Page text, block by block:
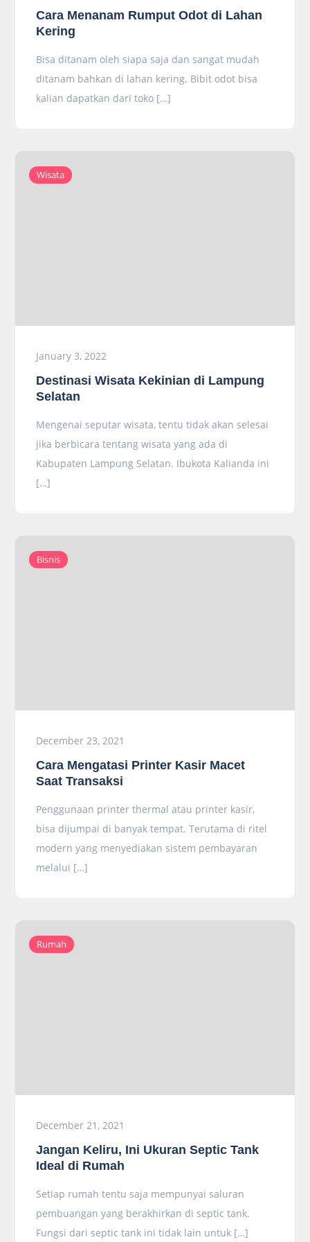
Cara Menanam Rumput Odot di Lahan
Kering
Bisa ditanam oleh siapa saja dan sangat mudah
ditanam bahkan di lahan kering. Bibit odot bisa
kalian dapatkan dari toko […]
Wisata
January 3, 2022
Destinasi Wisata Kekinian di Lampung
Selatan
Mengenai seputar wisata, tentu tidak akan selesai
jika berbicara tentang wisata yang ada di
Kabupaten Lampung Selatan. Ibukota Kalianda ini
[…]
Bisnis
December 23, 2021
Cara Mengatasi Printer Kasir Macet
Saat Transaksi
Penggunaan printer thermal atau printer kasir,
bisa dijumpai di banyak tempat. Terutama di ritel
modern yang menyediakan sistem pembayaran
melalui […]
Rumah
December 21, 2021
Jangan Keliru, Ini Ukuran Septic Tank
Ideal di Rumah
Setiap rumah tentu saja mempunyai saluran
pembuangan yang berakhirkan di septic tank.
Fungsi dari septic tank ini tidak lain untuk […]